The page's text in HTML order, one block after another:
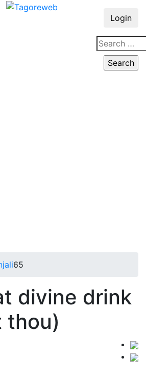
Login
65
divine drink
thou)